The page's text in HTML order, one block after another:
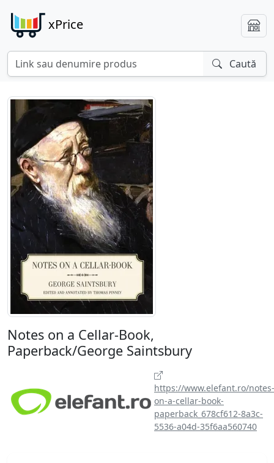
xPrice
Caută
Notes on a Cellar-Book,
Paperback/George Saintsbury
https://www.elefant.ro/notes-
on-a-cellar-book-
paperback_678cf612-8a3c-
5536-a04d-35f6aa560740